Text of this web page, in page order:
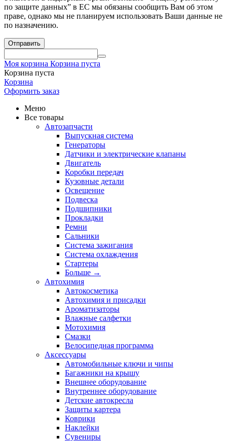
по защите данных” в ЕС мы обязаны сообщить Вам об этом
праве, однако мы не планируем использовать Ваши данные не
по назначению.
Отправить
Моя корзина Корзина пуста
Корзина пуста
Корзина
Оформить заказ
Меню
Все товары
Автозапчасти
Выпускная система
Генераторы
Датчики и электрические клапаны
Двигатель
Коробки передач
Кузовные детали
Освещение
Подвеска
Подшипники
Прокладки
Ремни
Сальники
Система зажигания
Система охлаждения
Стартеры
Больше →
Автохимия
Автокосметика
Автохимия и присадки
Ароматизаторы
Влажные салфетки
Мотохимия
Смазки
Велосипедная программа
Аксессуары
Автомобильные ключи и чипы
Багажники на крышу
Внешнее оборудование
Внутреннее оборудование
Детские автокресла
Защиты картера
Коврики
Наклейки
Сувениры